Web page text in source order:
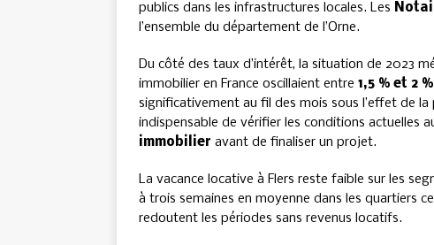
publics dans les infrastructures locales. Les
l’ensemble du département de l’Orne.
Du côté des taux d’intérêt, la situation de 2023
immobilier en France oscillaient entre 1,5 % et 2 %
significativement au fil des mois sous l’effet de
indispensable de vérifier les conditions actuelles
immobilier avant de finaliser un projet.
La vacance locative à Flers reste faible sur les
à trois semaines en moyenne dans les quartiers
redoutent les périodes sans revenus locatifs.